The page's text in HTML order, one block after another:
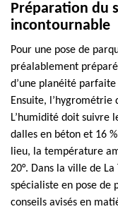
Préparation du
incontournable
Pour une pose de
préalablement
d’une planéité
Ensuite, l’hygrométrie
L’humidité doit suivre
dalles en béton et 16
lieu, la température
20°. Dans la ville de
spécialiste en pose de
conseils avisés en